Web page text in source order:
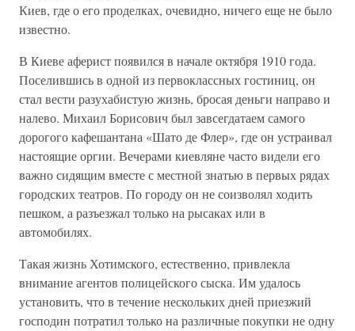
Киев, где о его проделках, очевидно, ничего еще не было
известно.
В Киеве аферист появился в начале октября 1910 года.
Поселившись в одной из первоклассных гостиниц, он
стал вести разухабистую жизнь, бросая деньги направо и
налево. Михаил Борисович был завсегдатаем самого
дорогого кафешантана «Шато де Флер», где он устраивал
настоящие оргии. Вечерами киевляне часто видели его
важно сидящим вместе с местной знатью в первых рядах
городских театров. По городу он не соизволял ходить
пешком, а разъезжал только на рысаках или в
автомобилях.
Такая жизнь Хотимского, естественно, привлекла
внимание агентов полицейского сыска. Им удалось
установить, что в течение нескольких дней приезжий
господин потратил только на различные покупки не одну